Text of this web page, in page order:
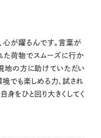
心が躍るんです。言葉が
た荷物でスムーズに行か
地の方に助けていただい
でも楽しめる力、試され
身をひと回り大きくしてく